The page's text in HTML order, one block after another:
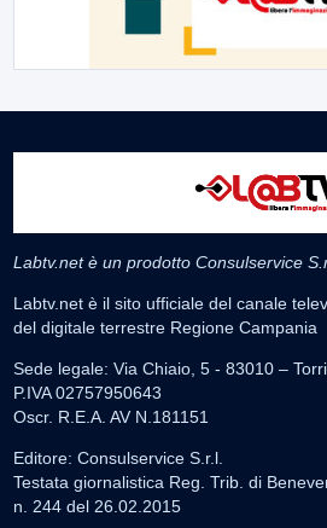
Labtv.net è un prodotto Consulservice
Labtv.net è il sito ufficiale del canale
del digitale terrestre Regione Campania
Sede legale: Via Chiaio, 5 - 83010 –
P.IVA 02757950643
Oscr. R.E.A. AV N.181151
Editore: Consulservice S.r.l.
Testata giornalistica Reg. Trib. di
n. 244 del 26.02.2015